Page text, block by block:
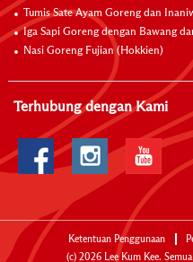
Tumis Sate Ayam Goreng dan
Iga Sapi Goreng dengan Bawang
Nasi Goreng Fujian (Hokkien)
Terhubung dengan Kami
Ketentuan Penggunaan
(c) 2026 Lee Kum Kee.